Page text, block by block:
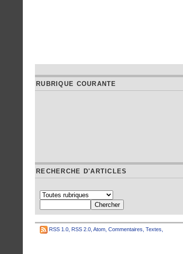
RUBRIQUE COURANTE
RECHERCHE D'ARTICLES
RSS 1.0 RSS 2.0 Atom Commentaires Textes